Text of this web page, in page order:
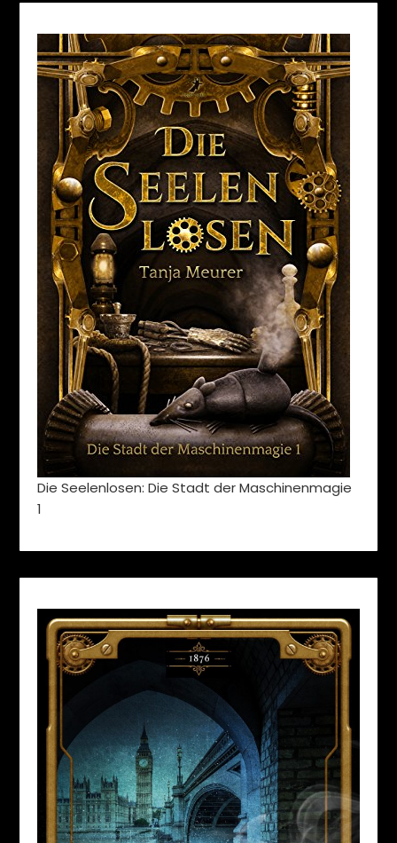
Die Seelenlosen: Die Stadt der Maschinenmagie
1